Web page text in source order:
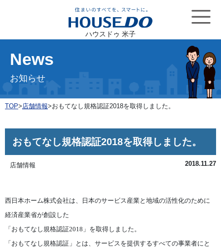
ハウスドゥ 米子
News
お知らせ
TOP>店舗情報>おもてなし規格認証2018を取得しました。
おもてなし規格認証2018を取得しました。
店舗情報 2018.11.27
西日本ホーム株式会社は、日本のサービス産業と地域の活性化のために
経済産業省が創設した
「おもてなし規格認証2018」を取得しました。
「おもてなし規格認証」とは、サービスを提供するすべての事業者にと